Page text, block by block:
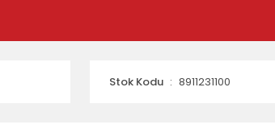
Stok Kodu 8911231100